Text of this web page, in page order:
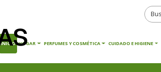
INICIO HOGAR PERFUMES Y COSMÉTICA CUIDADO E HIGIENE